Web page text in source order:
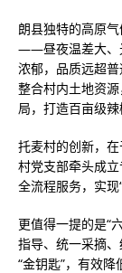
朗县独特的高原
——昼夜温差大、
浓郁，品质远超
整合村内土地资
局，打造百亩级辣
托麦村的创新，
村党支部牵头成
全流程服务，实现
更值得一提的是“
指导、统一采摘
“金钥匙”，有效